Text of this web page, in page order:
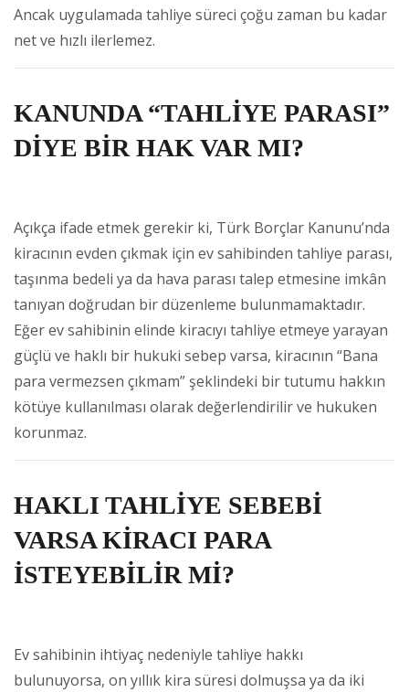
Ancak uygulamada tahliye süreci çoğu zaman bu kadar
net ve hızlı ilerlemez.
KANUNDA “TAHLİYE PARASI”
DİYE BİR HAK VAR MI?
Açıkça ifade etmek gerekir ki, Türk Borçlar Kanunu’nda
kiracının evden çıkmak için ev sahibinden tahliye parası,
taşınma bedeli ya da hava parası talep etmesine imkân
tanıyan doğrudan bir düzenleme bulunmamaktadır.
Eğer ev sahibinin elinde kiracıyı tahliye etmeye yarayan
güçlü ve haklı bir hukuki sebep varsa, kiracının “Bana
para vermezsen çıkmam” şeklindeki bir tutumu hakkın
kötüye kullanılması olarak değerlendirilir ve hukuken
korunmaz.
HAKLI TAHLİYE SEBEBİ
VARSA KİRACI PARA
İSTEYEBİLİR Mİ?
Ev sahibinin ihtiyaç nedeniyle tahliye hakkı
bulunuyorsa, on yıllık kira süresi dolmuşsa ya da iki